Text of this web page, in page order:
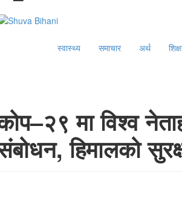
स्वास्थ्य समाचार अर्थ
मा विश्व
हिमालको